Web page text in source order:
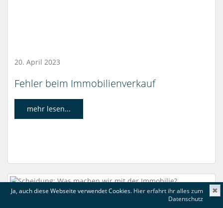
Ja, auch diese Webseite verwendet Cookies. Hier erfahrt ihr alles zum
Datenschutz
✖
20. April 2023
Fehler beim Immobilienverkauf
mehr lesen...